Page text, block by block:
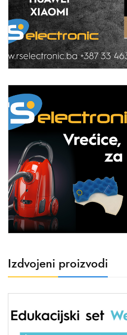
Izdvojeni proizvodi